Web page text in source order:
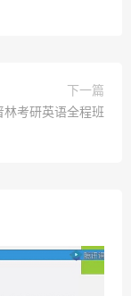
下一篇
林考研英语全程班